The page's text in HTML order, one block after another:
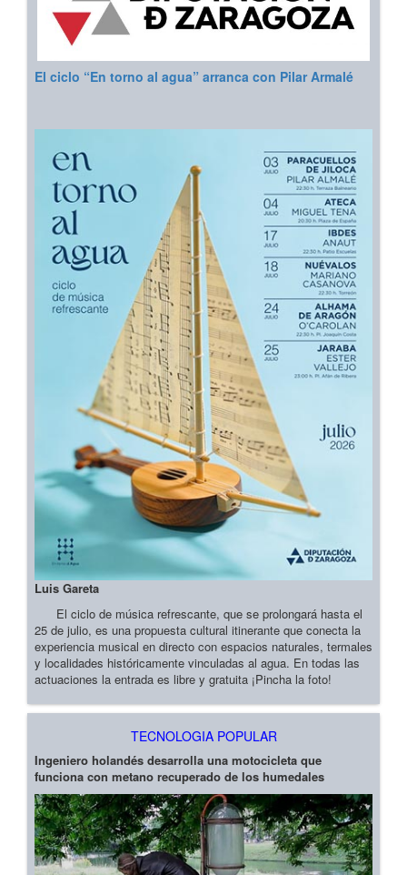
El ciclo “En torno al agua” arranca con Pilar Armalé
Luis Gareta
El ciclo de música refrescante, que se prolongará hasta el
25 de julio, es una propuesta cultural itinerante que conecta la
experiencia musical en directo con espacios naturales, termales
y localidades históricamente vinculadas al agua. En todas las
actuaciones la entrada es libre y gratuita ¡Pincha la foto!
TECNOLOGIA POPULAR
Ingeniero holandés desarrolla una motocicleta que
funciona con metano recuperado de los humedales